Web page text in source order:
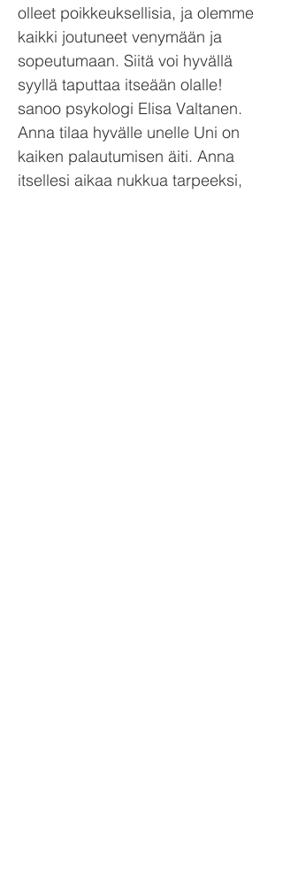
olleet poikkeuksellisia, ja olemme
kaikki joutuneet venymään ja
sopeutumaan. Siitä voi hyvällä
syyllä taputtaa itseään olalle!
sanoo psykologi Elisa Valtanen.
Anna tilaa hyvälle unelle Uni on
kaiken palautumisen äiti. Anna
itsellesi aikaa nukkua tarpeeksi,